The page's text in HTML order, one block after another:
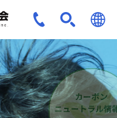
JPN
ENG